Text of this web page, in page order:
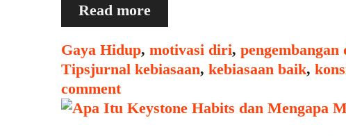
Read moreMenggunakan
Jurnal
Kebiasaan
untuk
Progres
Categories
Gaya Hidup, motivasi diri, pengembangan
TipsTags
jurnal kebiasaan, kebiasaan baik,
comment